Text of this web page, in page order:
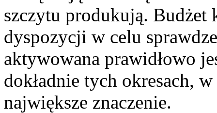
szczytu produkują.
dyspozycji w celu
aktywowana prawidłowo
dokładnie tych okresach,
największe znaczenie.